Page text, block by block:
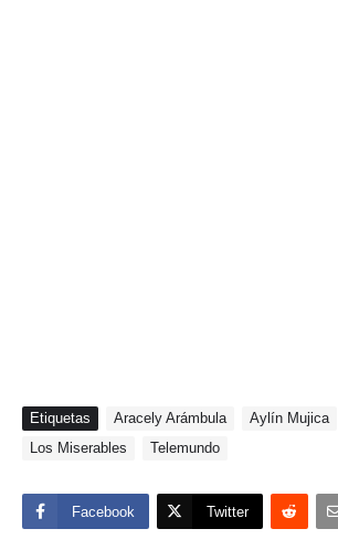
Etiquetas Aracely Arámbula Aylín Mujica
Los Miserables
Telemundo
Facebook Twitter